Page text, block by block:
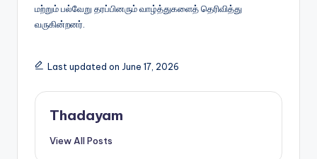
மற்றும் பல்வேறு தரப்பினரும் வாழ்த்துகளைத் தெரிவித்து
வருகின்றனர்.
Last updated on June 17, 2026
Thadayam
View All Posts